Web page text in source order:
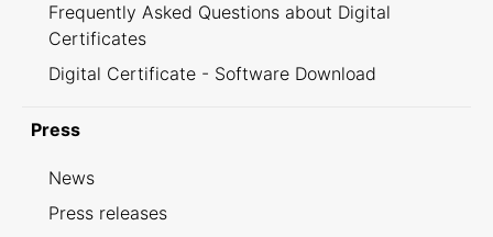
Frequently Asked Questions about Digital
Certificates
Digital Certificate - Software Download
Press
News
Press releases